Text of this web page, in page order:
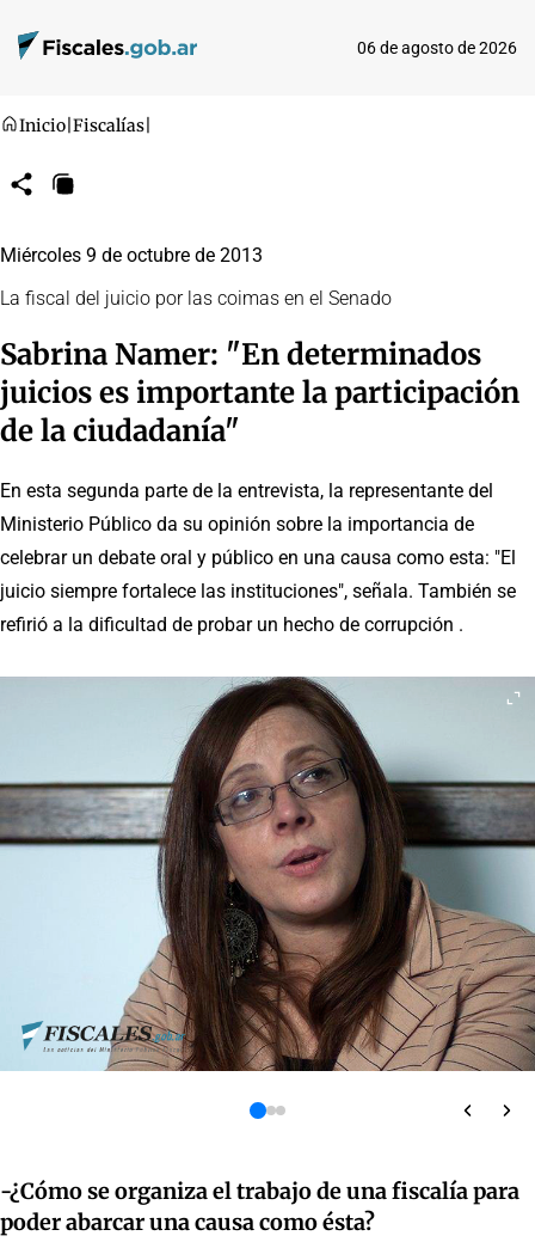
06 de agosto de 2026
Inicio Fiscalías
CompartirCopiar
Miércoles 9 de octubre de 2013
La fiscal del juicio por las coimas en el Senado
Sabrina Namer: "En determinados
juicios es importante la participación
de la ciudadanía"
En esta segunda parte de la entrevista, la representante del
Ministerio Público da su opinión sobre la importancia de
celebrar un debate oral y público en una causa como esta: "El
juicio siempre fortalece las instituciones", señala. También se
refirió a la dificultad de probar un hecho de corrupción .
-¿Cómo se organiza el trabajo de una fiscalía para
poder abarcar una causa como ésta?